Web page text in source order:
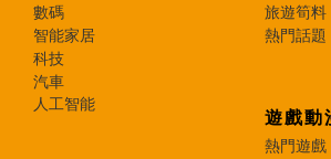
數碼
智能家居
科技
汽車
人工智能
旅遊筍料
熱門話題
遊戲動
熱門遊戲